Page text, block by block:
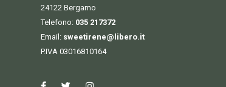
24122 Bergamo
Telefono: 035 217372
Email: sweetirene@libero.it
P.IVA 03016810164